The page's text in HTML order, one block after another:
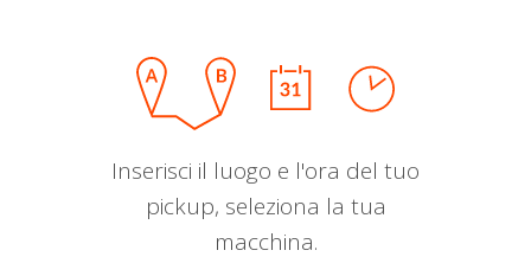
Inserisci il luogo e l'ora del tuo
pickup, seleziona la tua
macchina.